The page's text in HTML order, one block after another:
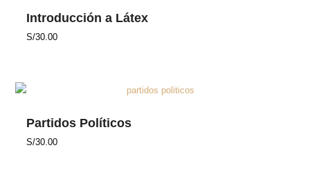
Introducción a Látex
S/30.00
Partidos Políticos
S/30.00